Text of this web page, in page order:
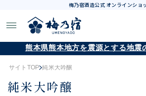
梅乃宿酒造公式 オンラインショ
熊本県熊本地方を震源とする地震
サイトTOP 純米大吟醸
純米大吟醸